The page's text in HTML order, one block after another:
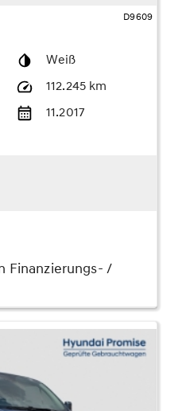
D9609
Weiß
112.245 km
11.2017
Finanzierungs- /